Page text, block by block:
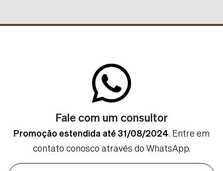
Fale com um consultor
Promoção estendida até 31/08/2024. Entre em
contato conosco através do WhatsApp.